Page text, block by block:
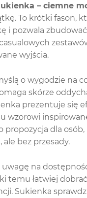
– ciemne
To krótki fason,
i pozwala
wyjścia.
o wygodzie na
skórze
prezentuje się
wzorowi
propozycja dla
bez przesady.
na
temu łatwiej
Sukienka